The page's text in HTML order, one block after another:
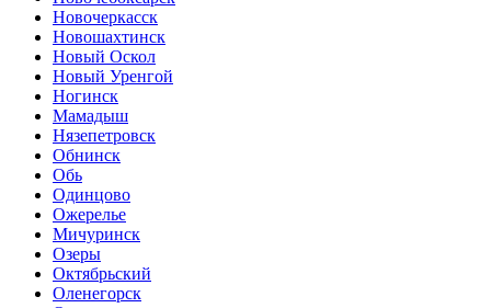
Новочеркасск
Новошахтинск
Новый Оскол
Новый Уренгой
Ногинск
Мамадыш
Нязепетровск
Обнинск
Обь
Одинцово
Ожерелье
Мичуринск
Озеры
Октябрьский
Оленегорск